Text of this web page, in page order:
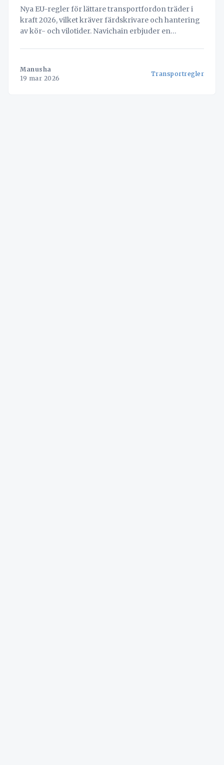
Nya EU-regler för lättare transportfordon träder i
kraft 2026, vilket kräver färdskrivare och hantering
av kör- och vilotider. Navichain erbjuder en
Manusha
19 mar 2026
Transportregler